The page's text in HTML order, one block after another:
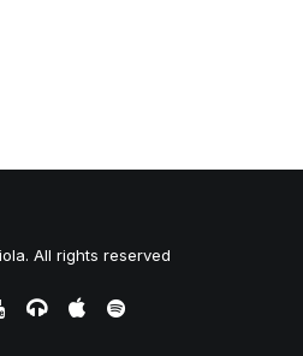
All rights reserved